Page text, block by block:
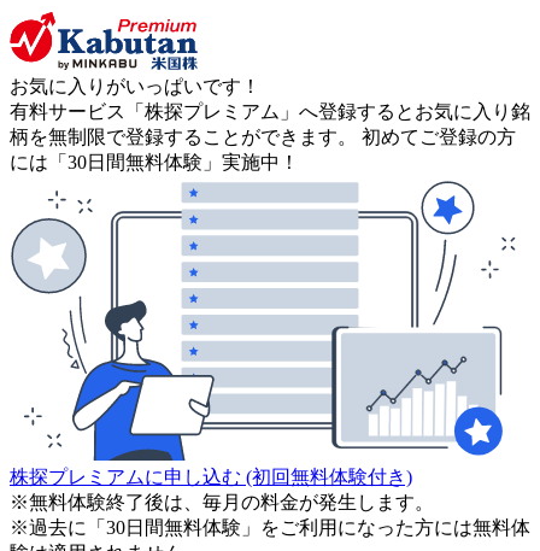
お気に入りがいっぱいです！
有料サービス「株探プレミアム」へ登録するとお気に入り銘
柄を無制限で登録することができます。 初めてご登録の方
には「30日間無料体験」実施中！
株探プレミアムに申し込む (初回無料体験付き)
※無料体験終了後は、毎月の料金が発生します。
※過去に「30日間無料体験」をご利用になった方には無料体